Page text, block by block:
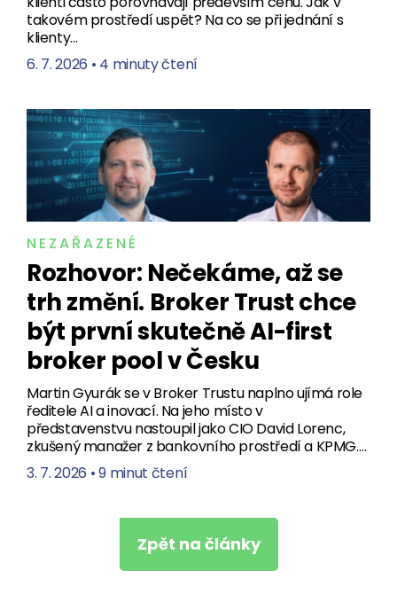
takovém prostředí uspět? Na co se při jednání s
klienty…
6. 7. 2026 • 4 minuty čtení
NEZAŘAZENÉ
Rozhovor: Nečekáme, až se
trh změní. Broker Trust chce
být první skutečně AI-first
broker pool v Česku
Martin Gyurák se v Broker Trustu naplno ujímá role
ředitele AI a inovací. Na jeho místo v
představenstvu nastoupil jako CIO David Lorenc,
zkušený manažer z bankovního prostředí a KPMG.…
3. 7. 2026 •9 minut čtení
Zpět na články